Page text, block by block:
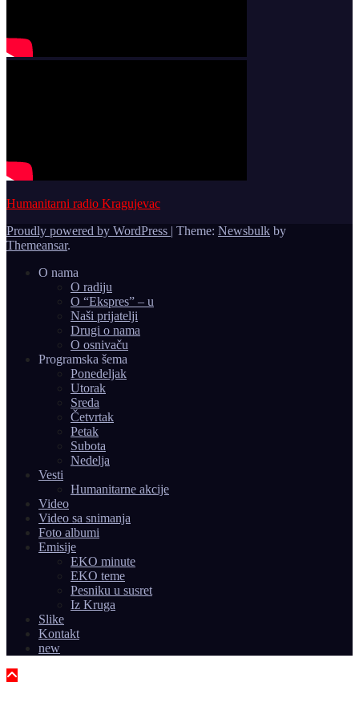
Humanitarni radio Kragujevac
Proudly powered by WordPress | Theme: Newsbulk by
Themeansar.
O nama
O radiju
O “Ekspres” – u
Naši prijatelji
Drugi o nama
O osnivaču
Programska šema
Ponedeljak
Utorak
Sreda
Četvrtak
Petak
Subota
Nedelja
Vesti
Humanitarne akcije
Video
Video sa snimanja
Foto albumi
Emisije
EKO minute
EKO teme
Pesniku u susret
Iz Kruga
Slike
Kontakt
new